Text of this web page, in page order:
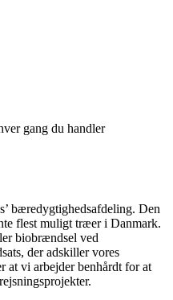
gang du handler
bæredygtighedsafdeling. Den
flest muligt træer i Danmark.
biobrændsel ved
der adskiller vores
at vi arbejder benhårdt for at